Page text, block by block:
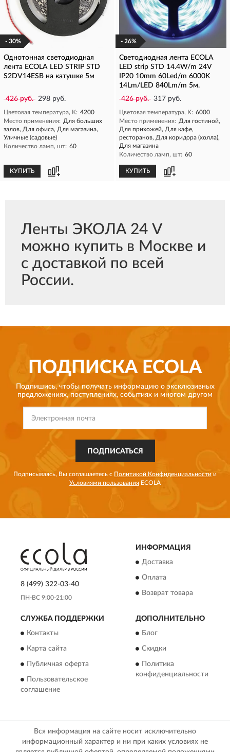
- 30%
Однотонная светодиодная
лента ECOLA LED STRIP STD
S2DV14ESB на катушке 5м
426 руб. 298 руб.
Цветовая температура, K: 4200
Место применения: Для больших
залов, Для офиса, Для магазина,
Уличные (садовые)
Количество ламп, шт: 60
КУПИТЬ
- 26%
Светодиодная лента ECOLA
LED strip STD 14.4W/m 24V
IP20 10mm 60Led/m 6000K
14Lm/LED 840Lm/m 5м.
426 руб. 317 руб.
Цветовая температура, K: 6000
Место применения: Для гостиной,
Для прихожей, Для кафе,
ресторанов, Для коридора (холла),
Для магазина
Количество ламп, шт: 60
КУПИТЬ
Ленты ЭКОЛА 24 V
можно купить в Москве и
с доставкой по всей
России.
ПОДПИСКА ECOLA
Подпишись, чтобы получать информацию о эксклюзивных
предложениях, поступлениях, событиях и многом другом
ПОДПИСАТЬСЯ
Подписываясь, Вы соглашаетесь с Политикой Конфиденциальности и
Условиями пользования ECOLA
8 (499) 322-03-40
ПН-ВС 9:00-21:00
ИНФОРМАЦИЯ
Доставка
Оплата
Возврат товара
СЛУЖБА ПОДДЕРЖКИ
Контакты
Карта сайта
Публичная оферта
Пользовательское
соглашение
ДОПОЛНИТЕЛЬНО
Блог
Скидки
Политика
конфиденциальности
Вся информация на сайте носит исключительно
информационный характер и ни при каких условиях не